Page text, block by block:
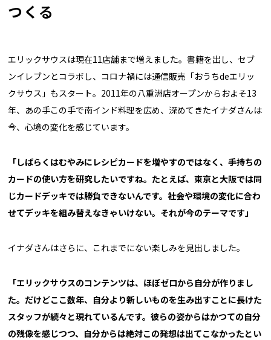
つくる
エリックサウスは現在11店舗まで増えました。書籍を出し、セブ
ンイレブンとコラボし、コロナ禍には通信販売「おうちdeエリッ
クサウス」もスタート。2011年の八重洲店オープンからおよそ13
年、あの手この手で南インド料理を広め、深めてきたイナダさんは
今、心境の変化を感じています。
「しばらくはむやみにレシピカードを増やすのではなく、手持ちの
カードの使い方を研究したいですね。たとえば、東京と大阪では同
じカードデッキでは勝負できないんです。社会や環境の変化に合わ
せてデッキを組み替えなきゃいけない。それが今のテーマです」
イナダさんはさらに、これまでにない楽しみを見出しました。
「エリックサウスのコンテンツは、ほぼゼロから自分が作りまし
た。だけどここ数年、自分より新しいものを生み出すことに長けた
スタッフが続々と現れているんです。彼らの姿からはかつての自分
の残像を感じつつ、自分からは絶対この発想は出てこなかったとい